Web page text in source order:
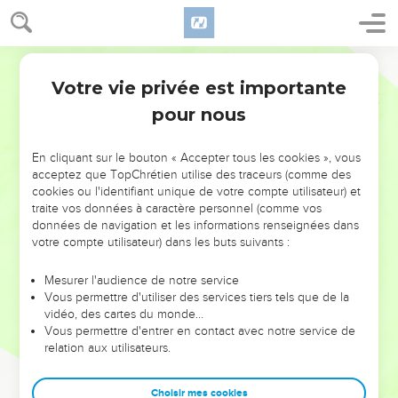
NE MANQUEZ PAS L’ÉVÉNEMENT
DE L’ANNÉE !
ET SI LEURS ERREURS POUVAIENT VOUS ÉVITER LES
VOTRES ?
leur foi ou leur vision. Mais on voit moins les doutes, les erreurs
et les saisons difficiles qu'ils ont traversés, alors même que ce
sont elles qui les ont façonnés.
Dans cette conférence, leaders, entrepreneurs, et responsables
clés pour avancer avec plus de sagesse afin que leurs erreurs
Votre vie privée est importante
pour nous
En cliquant sur le bouton « Accepter tous les cookies », vous
acceptez que TopChrétien utilise des traceurs (comme des
cookies ou l'identifiant unique de votre compte utilisateur) et
traite vos données à caractère personnel (comme vos
données de navigation et les informations renseignées dans
votre compte utilisateur) dans les buts suivants :
Mesurer l'audience de notre service
Vous permettre d'utiliser des services tiers tels que de la
vidéo, des cartes du monde…
Vous permettre d'entrer en contact avec notre service de
relation aux utilisateurs.
Choisir mes cookies